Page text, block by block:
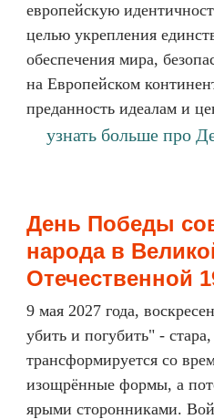
европейскую
целью укрепления
обеспечения мира,
на Европейском
преданность идеалам и
узнать больше про
День Победы
народа в
Отечественной
9 мая 2027 года,
убить и погубить" -
трансформируется со
изощрённые формы, а
ярыми сторонниками.